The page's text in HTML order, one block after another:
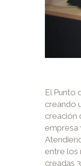
El Punto
creando
creación
empresa
entre los
creadas